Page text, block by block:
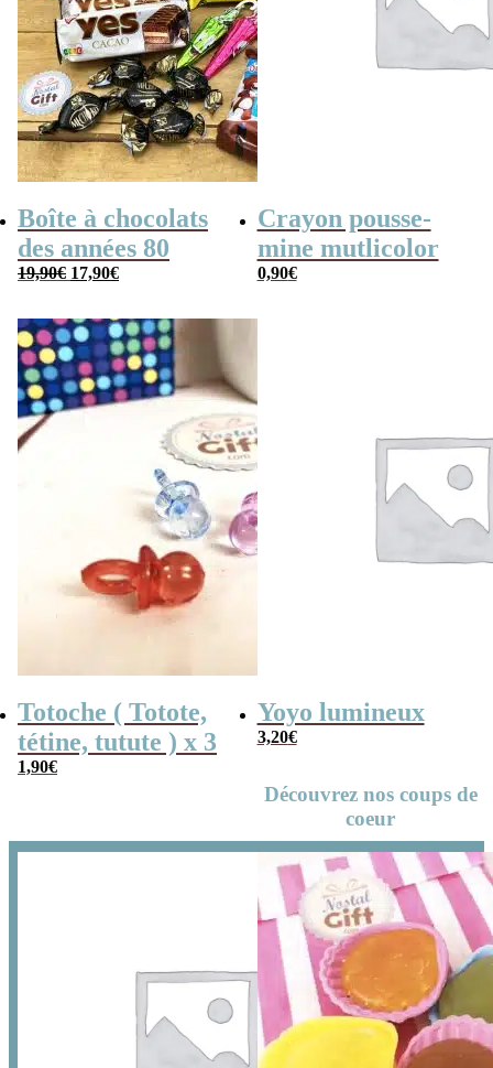
Boîte à chocolats
des années 80
19,90€ Le
était :
19,90€.
17,90€Le
est :
17,90€.
Crayon pousse-
mine mutlicolor
0,90€
Totoche ( Totote,
tétine, tutute ) x 3
1,90€
Yoyo lumineux
3,20€
Découvrez nos coups de
coeur